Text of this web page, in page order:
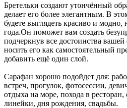
Бретельки создают утончённый
делает его более элегантным. В
будете выглядеть красиво и модно,
года.Он поможет вам создать
подчеркнув все достоинства
носить его как самостоятельный
добавить ещё один слой.
Сарафан хорошо подойдет для:
встреч, прогулок, фотосессии,
отдыха на море, похода в
линейки, дня рождения, свадьбы.